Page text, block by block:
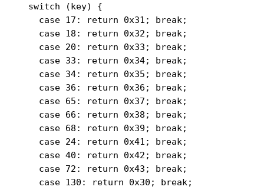
  switch (key) {
    case 17: return 0x31; break;
    case 18: return 0x32; break;
    case 20: return 0x33; break;
    case 33: return 0x34; break;
    case 34: return 0x35; break;
    case 36: return 0x36; break;
    case 65: return 0x37; break;
    case 66: return 0x38; break;
    case 68: return 0x39; break;
    case 24: return 0x41; break;
    case 40: return 0x42; break;
    case 72: return 0x43; break;
    case 130: return 0x30; break;